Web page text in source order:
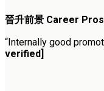
晉升前景 Career
“Internally good
verified]